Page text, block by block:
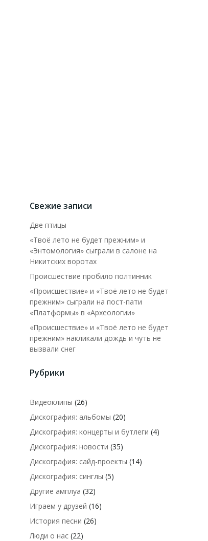
Свежие записи
Две птицы
«Твоё лето не будет прежним» и
«Энтомология» сыграли в салоне на
Никитских воротах
Происшествие пробило полтинник
«Происшествие» и «Твоё лето не будет
прежним» сыграли на пост-пати
«Платформы» в «Археологии»
«Происшествие» и «Твоё лето не будет
прежним» накликали дождь и чуть не
вызвали снег
Рубрики
Видеоклипы (26)
Дискография: альбомы (20)
Дискография: концерты и бутлеги (4)
Дискография: новости (35)
Дискография: сайд-проекты (14)
Дискография: синглы (5)
Другие амплуа (32)
Играем у друзей (16)
История песни (26)
Люди о нас (22)